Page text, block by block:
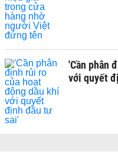
'Cần phân
với quyết